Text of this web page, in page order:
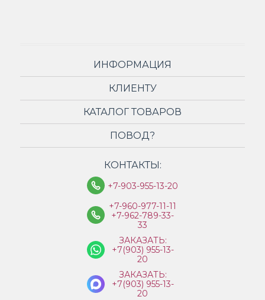
ИНФОРМАЦИЯ
КЛИЕНТУ
КАТАЛОГ ТОВАРОВ
ПОВОД?
КОНТАКТЫ:
+7-903-955-13-20
+7-960-977-11-11
+7-962-789-33-
33
ЗАКАЗАТЬ:
+7(903) 955-13-
20
ЗАКАЗАТЬ:
+7(903) 955-13-
20